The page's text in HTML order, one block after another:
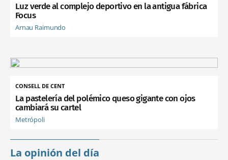
Luz verde al complejo deportivo en la antigua fábrica
Focus
Arnau Raimundo
CONSELL DE CENT
La pastelería del polémico queso gigante con ojos
cambiará su cartel
Metrópoli
La opinión del día